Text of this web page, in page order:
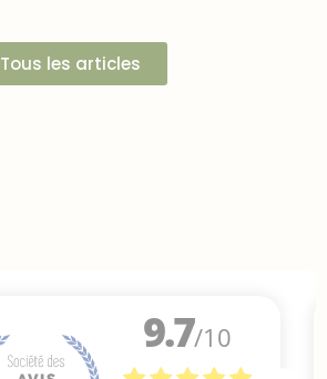
Tous les articles